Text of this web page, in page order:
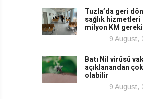
Tuzla’da geri
sağlık hizmetleri
milyon KM
9 August,
Batı Nil virüsü
açıklanandan
olabilir
9 August,